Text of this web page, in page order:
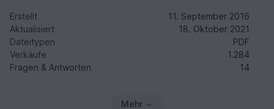
Erstellt
11. September 2016
Aktualisiert
18. Oktober 2021
Dateitypen
PDF
Verkäufe
1.284
Fragen & Antworten
14
Mehr